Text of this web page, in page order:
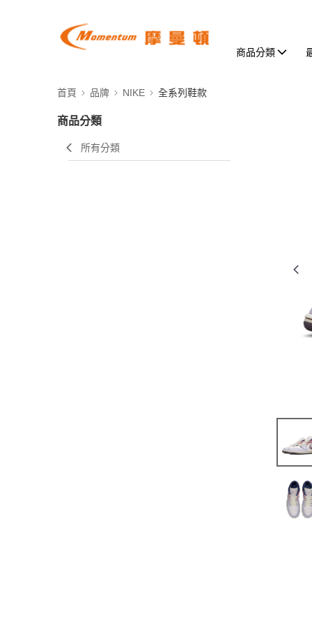
商品分類
首頁 品牌 NIKE 全系列鞋款
商品分類
所有分類